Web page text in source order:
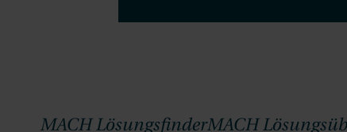
MACH LösungsfinderMACH